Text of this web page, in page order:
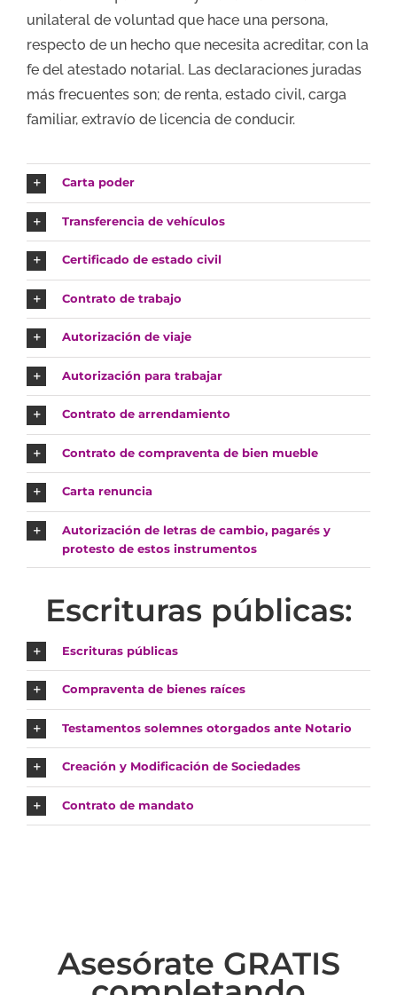
unilateral de voluntad que hace una persona,
respecto de un hecho que necesita acreditar, con la
fe del atestado notarial. Las declaraciones juradas
más frecuentes son; de renta, estado civil, carga
familiar, extravío de licencia de conducir.
Carta poder
Transferencia de vehículos
Certificado de estado civil
Contrato de trabajo
Autorización de viaje
Autorización para trabajar
Contrato de arrendamiento
Contrato de compraventa de bien mueble
Carta renuncia
Autorización de letras de cambio, pagarés y
protesto de estos instrumentos
Escrituras públicas:
Escrituras públicas
Compraventa de bienes raíces
Testamentos solemnes otorgados ante Notario
Creación y Modificación de Sociedades
Contrato de mandato
Asesórate GRATIS